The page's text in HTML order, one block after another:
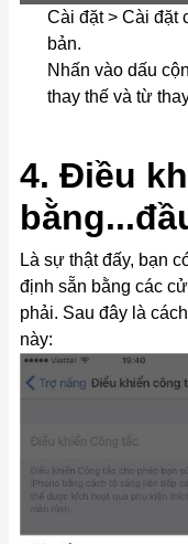
Cài đặt > Cài đặt
bản.
Nhấn vào dấu
thay thế và từ
4. Điều
Là sự thật đấy, bạn
định sẵn bằng các
phải. Sau đây là
này: